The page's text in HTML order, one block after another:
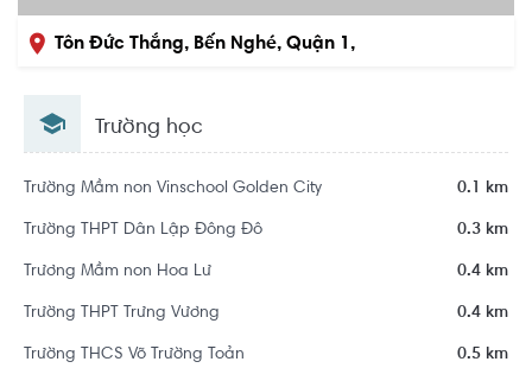
Tôn Đức Thắng, Bến Nghé, Quận 1,
Trường học
Trường Mầm non Vinschool Golden City 0.1 km
Trường THPT Dân Lập Đông Đô 0.3 km
Trương Mầm non Hoa Lư 0.4 km
Trường THPT Trưng Vương 0.4 km
Trường THCS Võ Trường Toản 0.5 km